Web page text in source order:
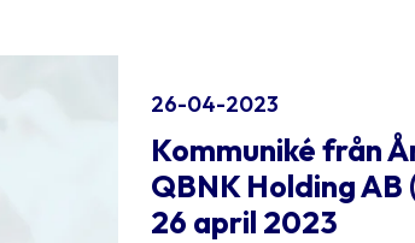
26-04-2023
Kommuniké från
QBNK Holding AB
26 april 2023